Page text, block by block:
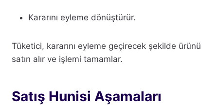
Kararını eyleme dönüştürür.
Tüketici, kararını eyleme geçirecek şekilde ürünü
satın alır ve işlemi tamamlar.
Satış Hunisi Aşamaları